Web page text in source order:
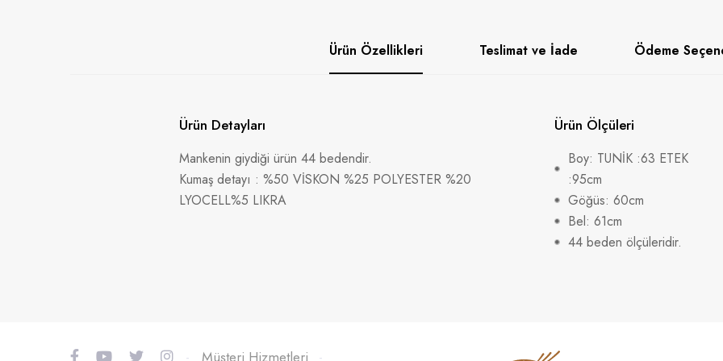
Ürün Özellikleri Teslimat ve İade Ödeme
Ürün Detayları
Mankenin giydiği ürün 44 bedendir.
Kumaş detayı : %50 VİSKON %25 POLYESTER %20
LYOCELL%5 LIKRA
Ürün Ölçüleri
Boy: TUNİK :63 ETEK
:95cm
Göğüs: 60cm
Bel: 61cm
44 beden ölçüleridir.
- Müşteri Hizmetleri -